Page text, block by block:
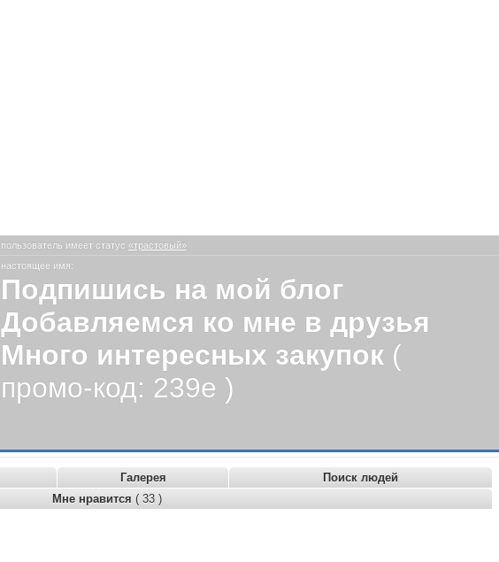
пользователь имеет статус «трастовый»
настоящее имя:
Подпишись на мой блог
Добавляемся ко мне в друзья
Много интересных закупок (
промо-код: 239e )
Галерея
Поиск людей
Мне нравится ( 33 )